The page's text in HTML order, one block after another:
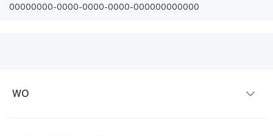
00000000-0000-0000-0000-000000000000
WO